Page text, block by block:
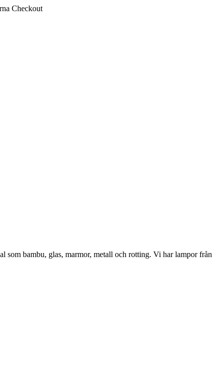
Checkout
bambu, glas, marmor, metall och rotting. Vi har lampor